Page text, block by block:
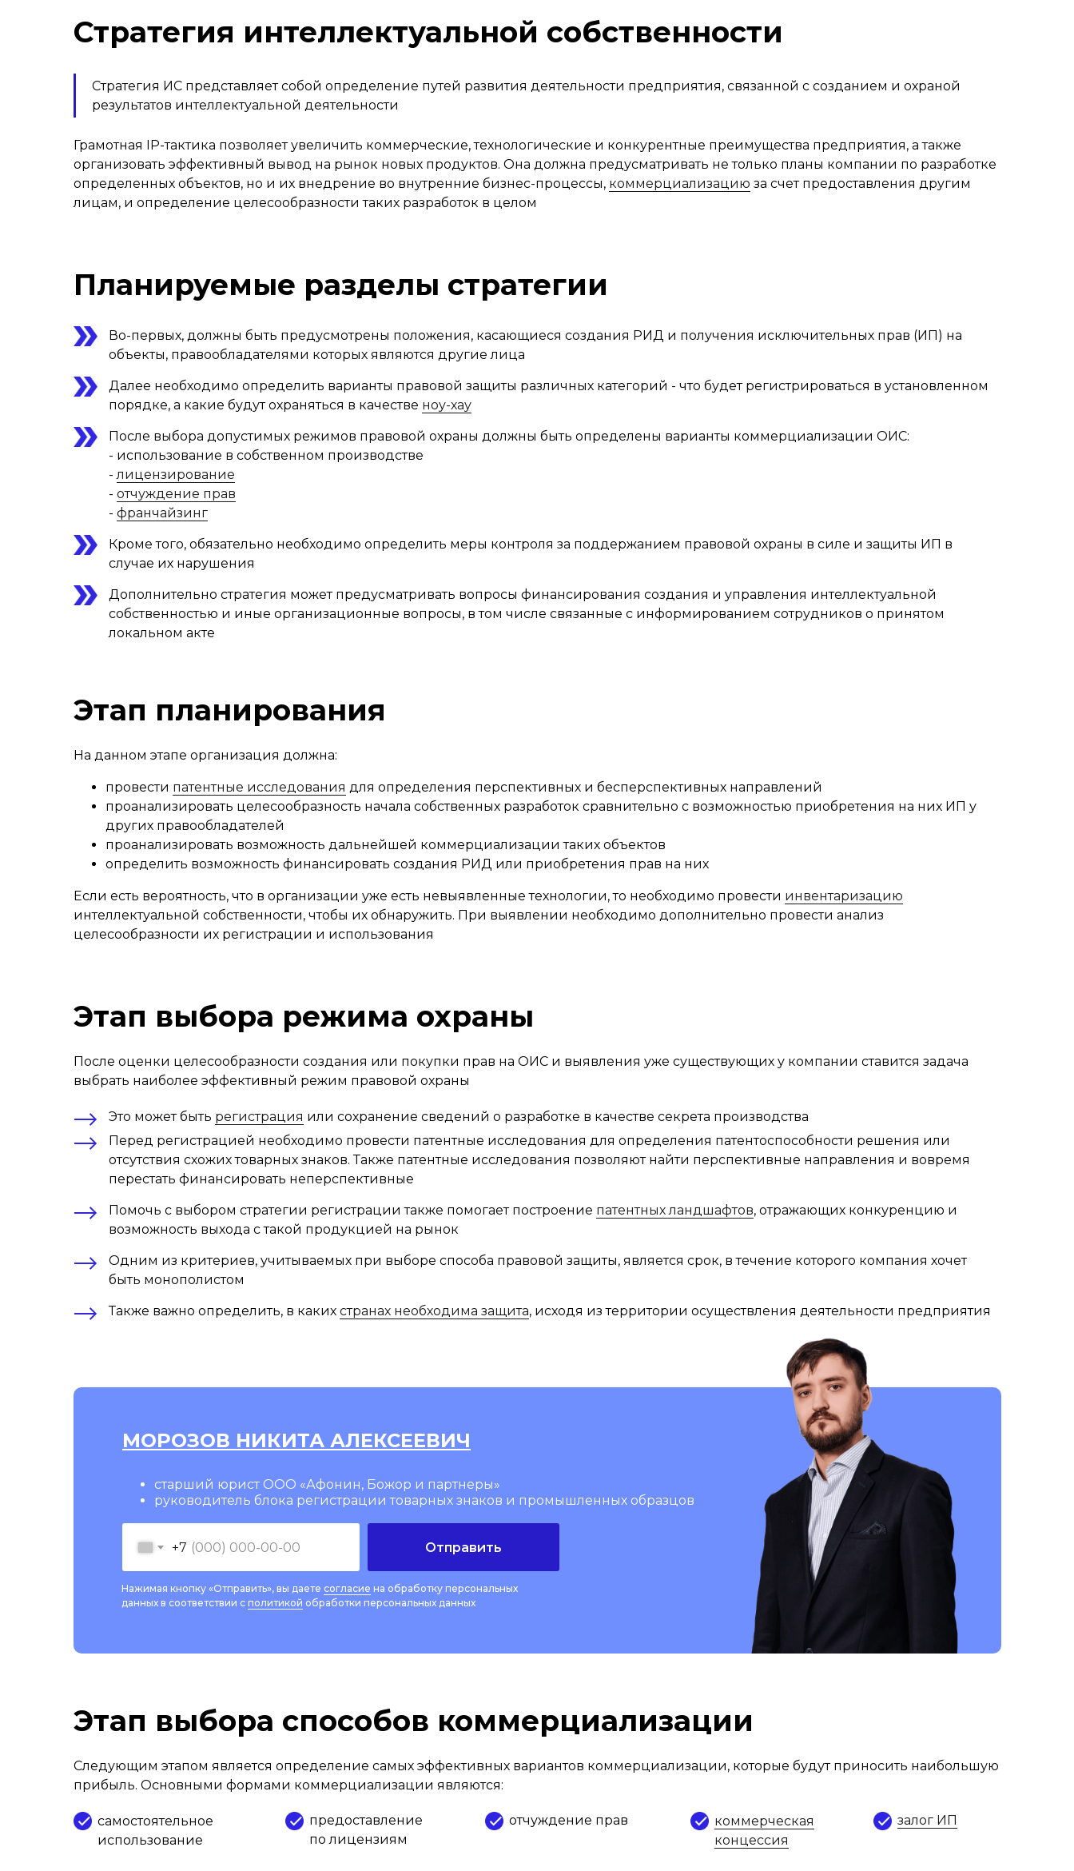
Стратегия интеллектуальной собственности
Стратегия ИС представляет собой определение путей развития деятельности предприятия, связанной с созданием и охраной
результатов интеллектуальной деятельности
Грамотная IP-тактика позволяет увеличить коммерческие, технологические и конкурентные преимущества предприятия, а также
организовать эффективный вывод на рынок новых продуктов. Она должна предусматривать не только планы компании по разработке
определенных объектов, но и их внедрение во внутренние бизнес-процессы, коммерциализацию за счет предоставления другим
лицам, и определение целесообразности таких разработок в целом
Планируемые разделы стратегии
Во-первых, должны быть предусмотрены положения, касающиеся создания РИД и получения исключительных прав (ИП) на
объекты, правообладателями которых являются другие лица
Далее необходимо определить варианты правовой защиты различных категорий - что будет регистрироваться в установленном
порядке, а какие будут охраняться в качестве ноу-хау
После выбора допустимых режимов правовой охраны должны быть определены варианты коммерциализации ОИС:
- использование в собственном производстве
-лицензирование
- отчуждение прав
- франчайзинг
Кроме того, обязательно необходимо определить меры контроля за поддержанием правовой охраны в силе и защиты ИП в
случае их нарушения
Дополнительно стратегия может предусматривать вопросы финансирования создания и управления интеллектуальной
собственностью и иные организационные вопросы, в том числе связанные с информированием сотрудников о принятом
локальном акте
Этап планирования
На данном этапе организация должна:
провести патентные исследования для определения перспективных и бесперспективных направлений
проанализировать целесообразность начала собственных разработок сравнительно с возможностью приобретения на них ИП у
других правообладателей
проанализировать возможность дальнейшей коммерциализации таких объектов
определить возможность финансировать создания РИД или приобретения прав на них
Если есть вероятность, что в организации уже есть невыявленные технологии, то необходимо провести инвентаризацию
интеллектуальной собственности, чтобы их обнаружить. При выявлении необходимо дополнительно провести анализ
целесообразности их регистрации и использования
Этап выбора режима охраны
После оценки целесообразности создания или покупки прав на ОИС и выявления уже существующих у компании ставится задача
выбрать наиболее эффективный режим правовой охраны
Это может быть регистрация или сохранение сведений о разработке в качестве секрета производства
Перед регистрацией необходимо провести патентные исследования для определения патентоспособности решения или
отсутствия схожих товарных знаков. Также патентные исследования позволяют найти перспективные направления и вовремя
перестать финансировать неперспективные
Помочь с выбором стратегии регистрации также помогает построение патентных ландшафтов, отражающих конкуренцию и
возможность выхода с такой продукцией на рынок
Одним из критериев, учитываемых при выборе способа правовой защиты, является срок, в течение которого компания хочет
быть монополистом
Также важно определить, в каких странах необходима защита, исходя из территории осуществления деятельности предприятия
МОРОЗОВ НИКИТА АЛЕКСЕЕВИЧ
+7 Отправить
старший юрист ООО «Афонин, Божор и партнеры»
руководитель блока регистрации товарных знаков и промышленных образцов
Нажимая кнопку «Отправить», вы даете согласие на обработку персональных
данных в соответствии с политикой обработки персональных данных
Этап выбора способов коммерциализации
Следующим этапом является определение самых эффективных вариантов коммерциализации, которые будут приносить наибольшую
прибыль. Основными формами коммерциализации являются:
самостоятельное
использование
предоставление
по лицензиям
отчуждение прав
коммерческая
концессия
залог ИП